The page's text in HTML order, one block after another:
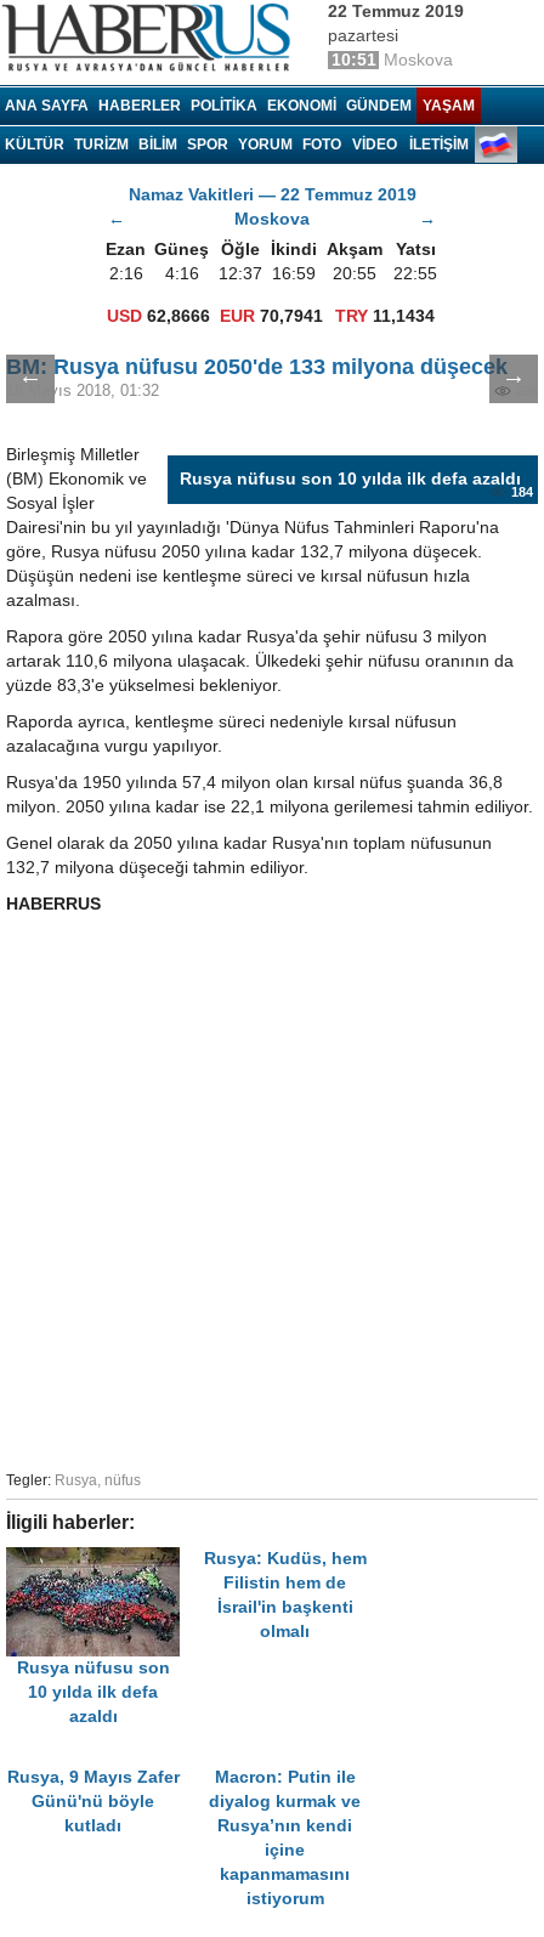
Haberrus.com
22 Temmuz 2019
pazartesi
10:51 Moskova
ANA SAYFA HABERLER POLITIKA EKONOMI GÜNDEM YAŞAM
KÜLTÜR TURIZM BILIM SPOR YORUM FOTO VIDEO İLETİŞİM
Namaz Vakitleri — 22 Temmuz 2019
←
Moskova
→
Ezan Güneş Öğle İkindi Akşam
Yatsı
2:16
4:16 12:37 16:59 20:55 22:55
USD 62,8666 EUR 70,7941 TRY 11,1434
← →
BM: Rusya nüfusu 2050'de 133 milyona düşecek
18 Mayıs 2018, 01:32
Rusya nüfusu son 10 yılda ilk defa azaldı
184
Birleşmiş Milletler
(BM) Ekonomik ve
Sosyal İşler
Dairesi'nin bu yıl yayınladığı 'Dünya Nüfus Tahminleri Raporu'na
göre, Rusya nüfusu 2050 yılına kadar 132,7 milyona düşecek.
Düşüşün nedeni ise kentleşme süreci ve kırsal nüfusun hızla
azalması.
Rapora göre 2050 yılına kadar Rusya'da şehir nüfusu 3 milyon
artarak 110,6 milyona ulaşacak. Ülkedeki şehir nüfusu oranının da
yüzde 83,3'e yükselmesi bekleniyor.
Raporda ayrıca, kentleşme süreci nedeniyle kırsal nüfusun
azalacağına vurgu yapılıyor.
Rusya'da 1950 yılında 57,4 milyon olan kırsal nüfus şuanda 36,8
milyon. 2050 yılına kadar ise 22,1 milyona gerilemesi tahmin ediliyor.
Genel olarak da 2050 yılına kadar Rusya'nın toplam nüfusunun
132,7 milyona düşeceği tahmin ediliyor.
HABERRUS
Tegler: Rusya, nüfus
İligili haberler:
Rusya nüfusu son
10 yılda ilk defa
azaldı
Rusya: Kudüs, hem
Filistin hem de
İsrail'in başkenti
olmalı
Rusya, 9 Mayıs Zafer
Günü'nü böyle
kutladı
Macron: Putin ile
diyalog kurmak ve
Rusya’nın kendi
içine
kapanmamasını
istiyorum